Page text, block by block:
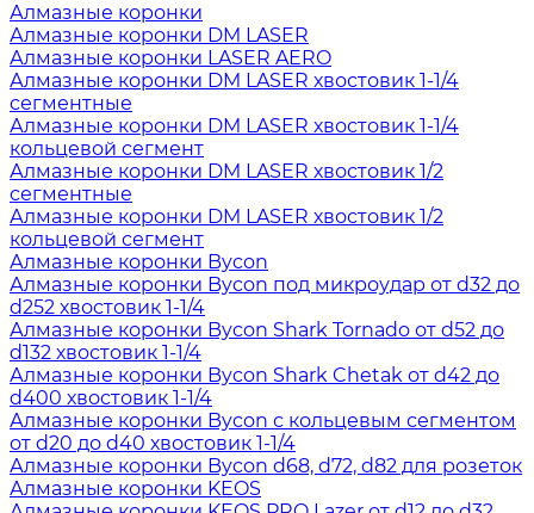
Алмазные коронки
Алмазные коронки DM LASER
Алмазные коронки LASER AERO
Алмазные коронки DM LASER хвостовик 1-1/4
сегментные
Алмазные коронки DM LASER хвостовик 1-1/4
кольцевой сегмент
Алмазные коронки DM LASER хвостовик 1/2
сегментные
Алмазные коронки DM LASER хвостовик 1/2
кольцевой сегмент
Алмазные коронки Bycon
Алмазные коронки Bycon под микроудар от d32 до
d252 хвостовик 1-1/4
Алмазные коронки Bycon Shark Tornado от d52 до
d132 хвостовик 1-1/4
Алмазные коронки Bycon Shark Chetak от d42 до
d400 хвостовик 1-1/4
Алмазные коронки Bycon с кольцевым сегментом
от d20 до d40 хвостовик 1-1/4
Алмазные коронки Bycon d68, d72, d82 для розеток
Алмазные коронки KEOS